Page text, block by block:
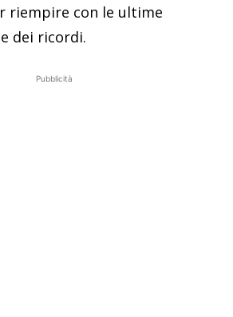
riempire con le ultime
dei ricordi.
Pubblicità